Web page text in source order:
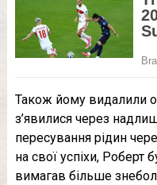
Також йому видалили
з’явилися через
пересування рідин
на свої успіхи, Роберт
вимагав більше